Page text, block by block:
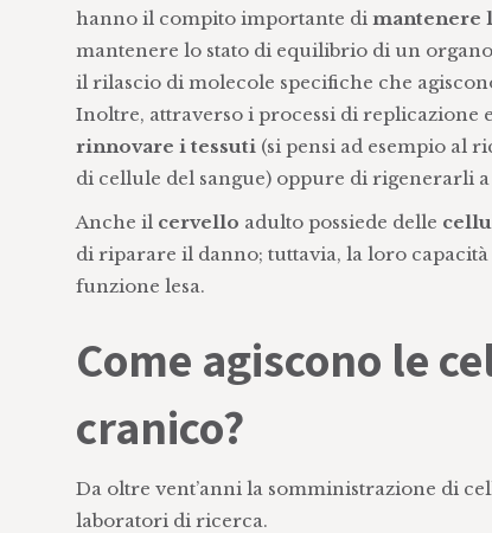
hanno il compito importante di mantenere
mantenere lo stato di equilibrio di un
il rilascio di molecole specifiche che
Inoltre, attraverso i processi di
rinnovare i tessuti (si pensi ad esempio al
di cellule del sangue) oppure di rigenerarli
Anche il cervello adulto possiede delle
di riparare il danno; tuttavia, la loro
funzione lesa.
Come agiscono le
cranico?
Da oltre vent’anni la somministrazione di
laboratori di ricerca.